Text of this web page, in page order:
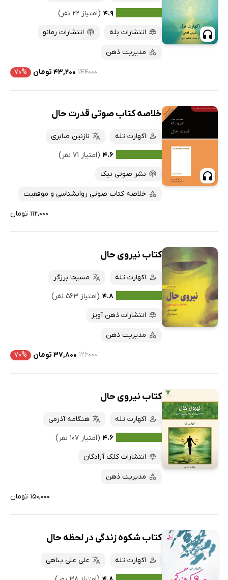
پرفروش‌ها
پربحث‌ها
کتاب‌های متنی
۴.۹ (امتیاز ۲۲ نفر)
انتشارات بله
انتشارات رمانو
مدیریت ذهن
۱۴۴۰۰۰ ۴۳,۲۰۰ تومان ۷۰%
خلاصه کتاب صوتی قدرت حال
اکهارت تله
نازنین صابری
۴.۶ (امتیاز ۷۱ نفر)
نشر صوتی نیک
خلاصه کتاب صوتی روانشناسی و موفقیت
۱۱۲,۰۰۰ تومان
کتاب نیروی حال
اکهارت تله
مسیحا برزگر
۴.۸ (امتیاز ۵۶۳ نفر)
انتشارات ذهن آویز
مدیریت ذهن
۱۲۶۰۰۰ ۳۷,۸۰۰ تومان ۷۰%
کتاب نیروی حال
اکهارت تله
هنگامه آذرمی
۴.۶ (امتیاز ۱۰۷ نفر)
انتشارات کلک آزادگان
مدیریت ذهن
۱۵۰,۰۰۰ تومان
کتاب شکوه زندگی در لحظه حال
اکهارت تله
علی علی پناهی